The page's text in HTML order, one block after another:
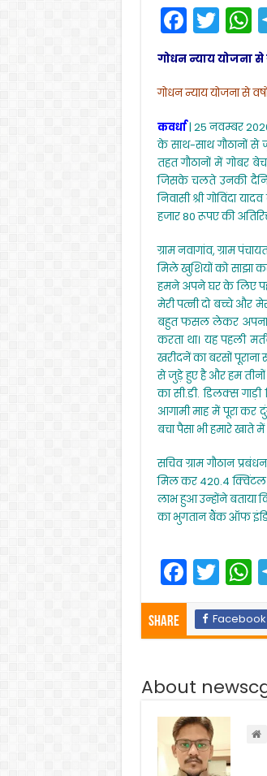
F
a
c
e
b
o
o
k
T
w
itt
er
h
गोधन न्याय योजना से
गोधन न्याय योजना से
कवर्धा| 25 नवम्बर
के साथ-साथ गौठानों से
तहत गौठानों में गोबर
जिसके चलते उनकी
निवासी श्री गोविंदा
हजार 80 रूपए की
ग्राम नवागांव, ग्राम
मिले खुशियों को साझा
हमने अपने घर के लिए
मेरी पत्नी दो बच्चे और
बहुत फसल लेकर अपना
करता था। यह पहली
खरीदनें का बरसों पूराना
से जुड़े हुए है और हम
का सी.डी. डिलक्स
आगामी माह में पूरा कर
बचा पैसा भी हमारे खाते
सचिव ग्राम गौठान
मिल कर 420.4 क्विंटल
लाभ हुआ उन्होंने बताया
का भुगतान बैंक ऑफ
F
a
c
e
b
o
o
k
T
w
itt
er
h
p
Share Facebook
About